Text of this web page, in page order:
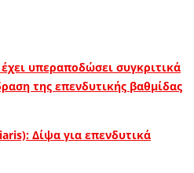
υπεραποδώσει συγκριτικά
της επενδυτικής βαθμίδας
Δίψα για επενδυτικά